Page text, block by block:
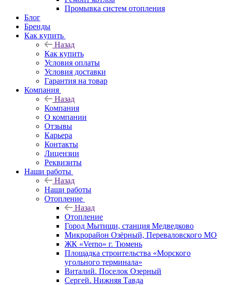
Промывка систем отопления
Блог
Бренды
Как купить
Назад
Как купить
Условия оплаты
Условия доставки
Гарантия на товар
Компания
Назад
Компания
О компании
Отзывы
Карьера
Контакты
Лицензии
Реквизиты
Наши работы
Назад
Наши работы
Отопление
Назад
Отопление
Город Мытищи, станция Медведково
Микрорайон Озёрный, Переваловского МО
ЖК «Verno» г. Тюмень
Площадка строительства «Морского
угольного терминала»
Виталий. Поселок Озерный
Сергей. Нижняя Тавда